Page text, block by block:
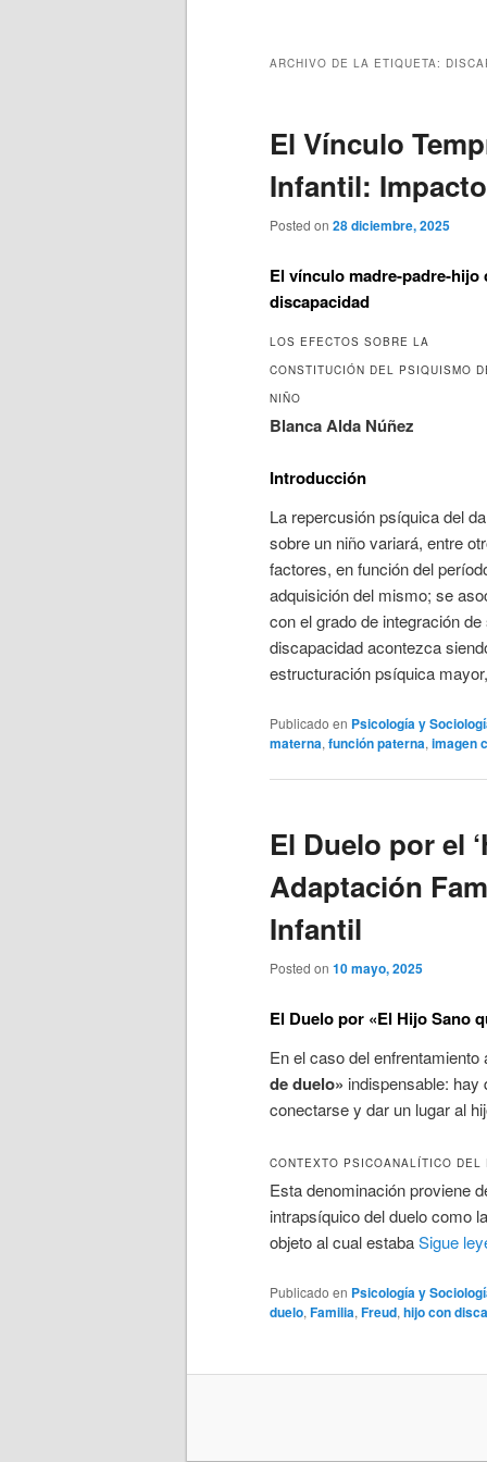
ARCHIVO DE LA ETIQUETA:
El Vínculo
Infantil:
Posted on 28 diciembre, 2025
El vínculo madre-padre-hijo
discapacidad
LOS EFECTOS SOBRE LA
CONSTITUCIÓN DEL PSIQUISMO
NIÑO
Blanca Alda Núñez
Introducción
La repercusión psíquica del
sobre un niño variará, entre
factores, en función del
adquisición del mismo; se
con el grado de integración
discapacidad acontezca
estructuración psíquica
Publicado en Psicología y
materna, función paterna, imagen
El Duelo por el
Adaptación
Infantil
Posted on 10 mayo, 2025
El Duelo por «El Hijo Sano
En el caso del
de duelo» indispensable: hay
conectarse y dar un lugar al
CONTEXTO PSICOANALÍTICO DEL
Esta denominación proviene
intrapsíquico del duelo como
objeto al cual estabaSigue
Publicado en Psicología y
duelo, Familia, Freud, hijo con